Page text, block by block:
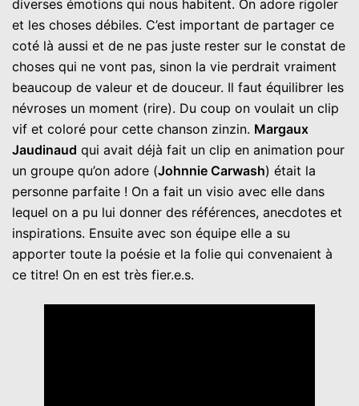
diverses émotions qui nous habitent. On adore rigoler
et les choses débiles. C’est important de partager ce
coté là aussi et de ne pas juste rester sur le constat de
choses qui ne vont pas, sinon la vie perdrait vraiment
beaucoup de valeur et de douceur. Il faut équilibrer les
névroses un moment (rire). Du coup on voulait un clip
vif et coloré pour cette chanson zinzin. Margaux
Jaudinaud qui avait déjà fait un clip en animation pour
un groupe qu’on adore (Johnnie Carwash) était la
personne parfaite ! On a fait un visio avec elle dans
lequel on a pu lui donner des références, anecdotes et
inspirations. Ensuite avec son équipe elle a su
apporter toute la poésie et la folie qui convenaient à
ce titre! On en est très fier.e.s.